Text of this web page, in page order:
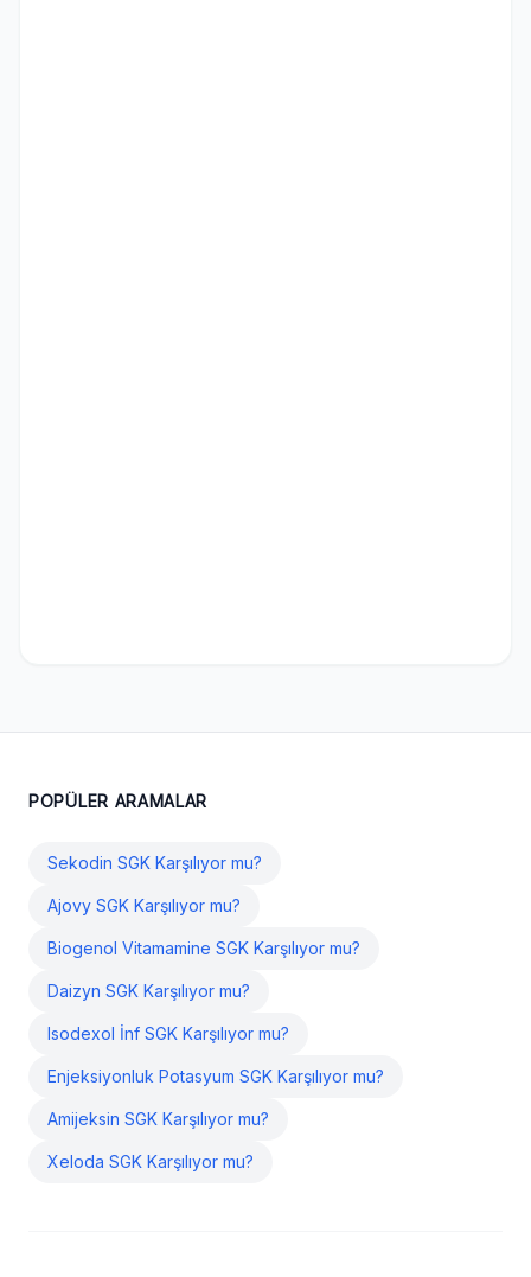
POPÜLER ARAMALAR
Sekodin SGK Karşılıyor mu?
Ajovy SGK Karşılıyor mu?
Biogenol Vitamamine SGK Karşılıyor mu?
Daizyn SGK Karşılıyor mu?
Isodexol İnf SGK Karşılıyor mu?
Enjeksiyonluk Potasyum SGK Karşılıyor mu?
Amijeksin SGK Karşılıyor mu?
Xeloda SGK Karşılıyor mu?